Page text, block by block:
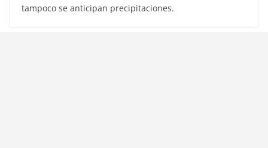
tampoco se anticipan precipitaciones.